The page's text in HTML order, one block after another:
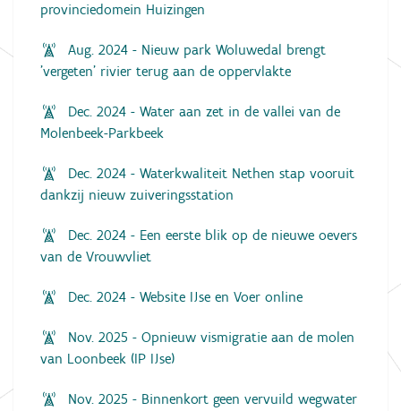
provinciedomein Huizingen
Aug. 2024 - Nieuw park Woluwedal brengt
'vergeten' rivier terug aan de oppervlakte
Dec. 2024 - Water aan zet in de vallei van de
Molenbeek-Parkbeek
Dec. 2024 - Waterkwaliteit Nethen stap vooruit
dankzij nieuw zuiveringsstation
Dec. 2024 - Een eerste blik op de nieuwe oevers
van de Vrouwvliet
Dec. 2024 - Website IJse en Voer online
Nov. 2025 - Opnieuw vismigratie aan de molen
van Loonbeek (IP IJse)
Nov. 2025 - Binnenkort geen vervuild wegwater